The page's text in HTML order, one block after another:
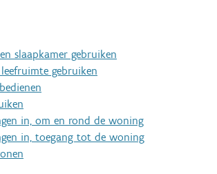
slaapkamer gebruiken
gebruiken
in, om en rond de woning
in, toegang tot de woning